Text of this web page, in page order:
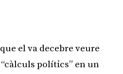
el va decebre veure
polítics” en un